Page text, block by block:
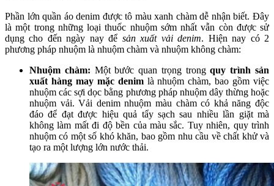
Phần lớn quần áo denim được tô màu xanh chàm dễ nhận biết. Đây
là một trong những loại thuốc nhuộm sớm nhất vẫn còn được sử
dụng cho đến ngày nay để sản xuất vải denim. Hiện nay có 2
phương pháp nhuộm là nhuộm chàm và nhuộm không chàm:
Nhuộm chàm: Một bước quan trọng trongquy trình sản
xuất hàng may mặc denimlà nhuộm chàm, bao gồm việc
nhuộm các sợi dọc bằng phương pháp nhuộm dây thừng hoặc
nhuộm vải. Vải denim nhuộm màu chàm có khả năng độc
đáo để đạt được hiệu quả tẩy sạch sau nhiều lần giặt mà
không làm mất đi độ bền của màu sắc. Tuy nhiên, quy trình
nhuộm có một số khó khăn, bao gồm nhu cầu về chất khử và
tạo ra một lượng lớn nước thải.